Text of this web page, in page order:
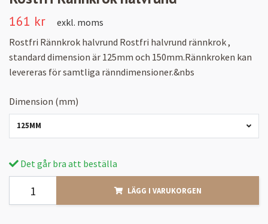
161 kr
exkl. moms
Rostfri Rännkrok halvrund Rostfri halvrund rännkrok ,
standard dimension är 125mm och 150mm.Rännkroken kan
levereras för samtliga ränndimensioner.&nbs
Dimension (mm)
125MM
Det går bra att beställa
LÄGG I VARUKORGEN